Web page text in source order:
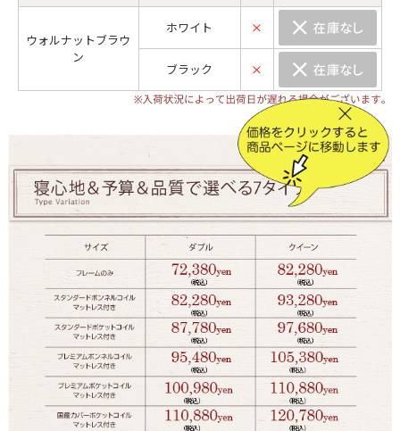
ウォルナットブラウ
ン
ホワイト ×
ブラック ×